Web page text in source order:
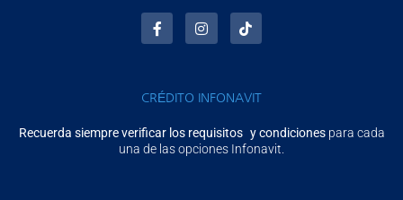
CRÉDITO INFONAVIT
Recuerda siempre verificar los requisitos y condicionespara cada
una de las opciones Infonavit.